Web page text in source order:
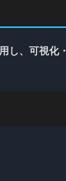
し、可視化